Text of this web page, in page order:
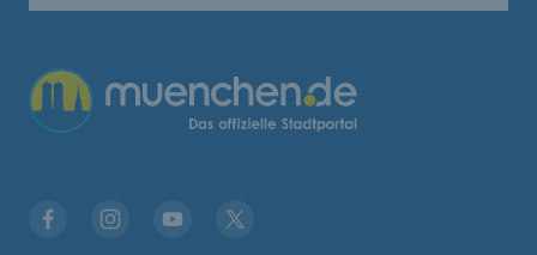
Übergreifende Links